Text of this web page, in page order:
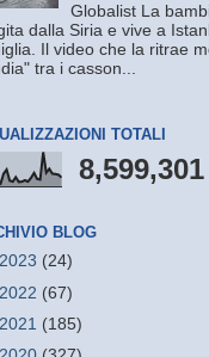
Globalist La
dalla Siria e vive a
Il video che la ritrae
tra i casson...
TOTALI
8,599,301
BLOG
2023 (24)
2022 (67)
2021 (185)